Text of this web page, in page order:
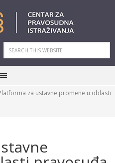
za ustavne promene u oblasti